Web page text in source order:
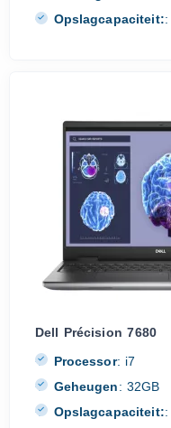
Opslagcapaciteit::
Dell Précision 7680
Processor: i7
Geheugen: 32GB
Opslagcapaciteit::